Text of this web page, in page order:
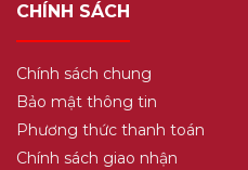
CHÍNH SÁCH
Chính sách chung
Bảo mật thông tin
Phương thức thanh toán
Chính sách giao nhận